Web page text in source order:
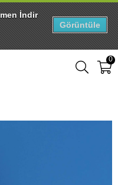
0
İndir
Görüntüle